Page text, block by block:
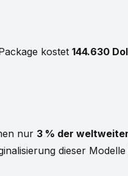
kostet 144.630
nur 3 % der
dieser